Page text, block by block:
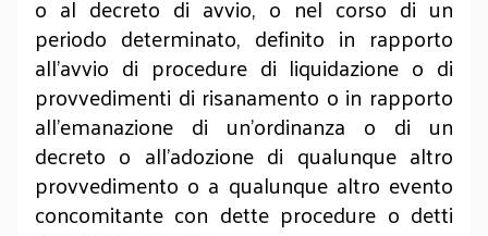
o al decreto di avvio, o nel corso di un
periodo determinato, definito in rapporto
all'avvio di procedure di liquidazione o di
provvedimenti di risanamento o in rapporto
all'emanazione di un'ordinanza o di un
decreto o all'adozione di qualunque altro
provvedimento o a qualunque altro evento
concomitante con dette procedure o detti